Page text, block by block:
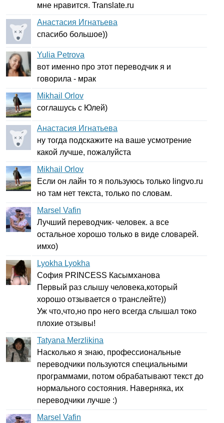
мне нравится. Translate.ru
Анастасия Игнатьева
спасибо большое))
Yulia Petrova
вот именно про этот переводчик я и
говорила - мрак
Mikhail Orlov
соглашусь с Юлей)
Анастасия Игнатьева
ну тогда подскажите на ваше усмотрение
какой лучше, пожалуйста
Mikhail Orlov
Если он лайн то я пользуюсь только lingvo.ru
но там нет текста, только по словам.
Marsel Vafin
Лучший переводчик- человек. а все
остальное хорошо только в виде словарей.
имхо)
Lyokha Lyokha
София PRINCESS Касымханова
Первый раз слышу человека,который
хорошо отзывается о транслейте))
Уж что,что,но про него всегда слышал токо
плохие отзывы!
Tatyana Merzlikina
Насколько я знаю, профессиональные
переводчики пользуются специальными
программами, потом обрабатывают текст до
нормального состояния. Наверняка, их
переводчики лучше :)
Marsel Vafin